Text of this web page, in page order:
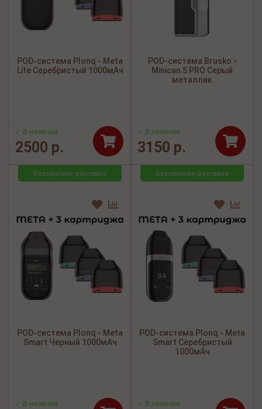
POD-система Plonq - Meta
Lite Серебристый 1000мАч
✓ В наличии
2500 р.
POD-система Brusko -
Minican 5 PRO Серый
металлик
✓ В наличии
3150 р.
Бесплатная доставка
POD-система Plonq - Meta
Smart Черный 1000мАч
✓ В наличии
Бесплатная доставка
POD-система Plonq - Meta
Smart Серебристый
1000мАч
✓ В наличии